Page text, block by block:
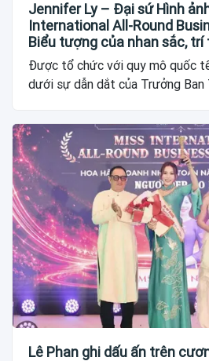
Jennifer Ly – Đại sứ Hình
International All-Round
Biểu tượng của nhan sắc, trí
Được tổ chức với quy mô quốc
dưới sự dẫn dắt của Trưởng Ban
Lê Phan ghi dấu ấn trên